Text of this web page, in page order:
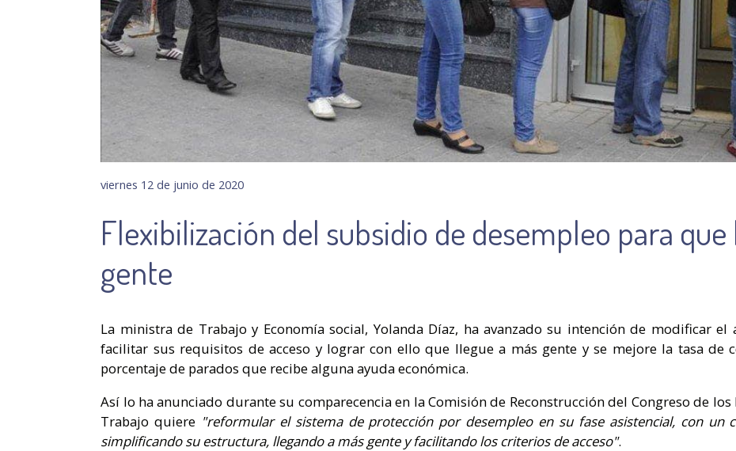
viernes 12 de junio de 2020
Flexibilización del subsidio de desempleo para que
gente
La ministra de Trabajo y Economía social, Yolanda Díaz, ha avanzado su intención de modificar
facilitar sus requisitos de acceso y lograr con ello que llegue a más gente y se mejore la tasa de
porcentaje de parados que recibe alguna ayuda económica.
Así lo ha anunciado durante su comparecencia en la Comisión de Reconstrucción del Congreso de
Trabajo quiere "reformular el sistema de protección por desempleo en su fase asistencial, con un
simplificando su estructura, llegando a más gente y facilitando los criterios de acceso".